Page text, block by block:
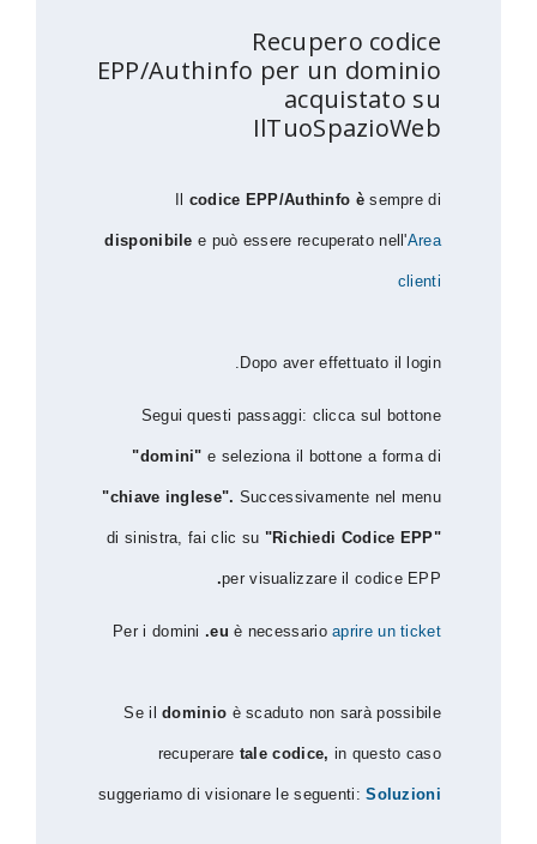
Recupero
EPP/Authinfo per un
Ilcodice EPP/Authinfo è
disponibilee può essere recuperato
Dopo aver effettuato
Segui questi passaggi: clicca sul
"domini"e seleziona il bottone a
"chiave inglese".Successivamente
di sinistra, fai clic su"Richiedi
per visualizzare il
.
Per i domini.eu è necessario
Se il dominioè scaduto non sarà
recuperaretale codice,
suggeriamo di visionare le seguenti: